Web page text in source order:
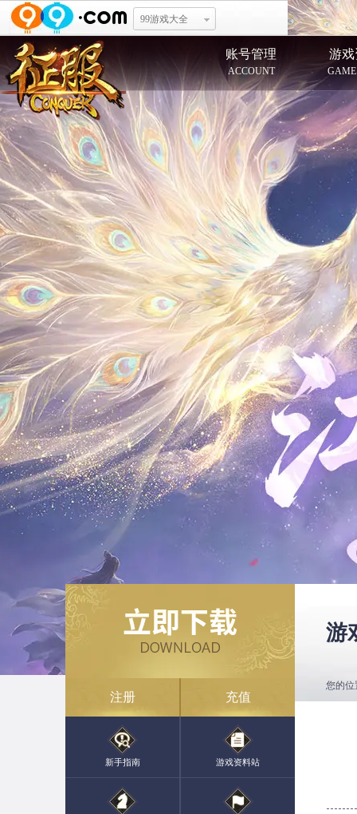
99游戏大全
账号管理
ACCOUNT
游
注册 充值
新手指南 游戏资料站
游
您的位